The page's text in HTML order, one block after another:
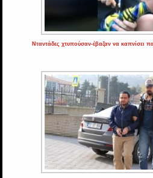
Νταντάδες χτυπούσαν-έβαζαν να καπνίσει